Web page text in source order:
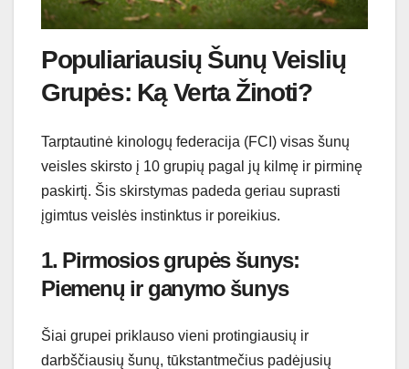
Populiariausių Šunų Veislių
Grupės: Ką Verta Žinoti?
Tarptautinė kinologų federacija (FCI) visas šunų
veisles skirsto į 10 grupių pagal jų kilmę ir pirminę
paskirtį. Šis skirstymas padeda geriau suprasti
įgimtus veislės instinktus ir poreikius.
1. Pirmosios grupės šunys:
Piemenų ir ganymo šunys
Šiai grupei priklauso vieni protingiausių ir
darbščiausių šunų, tūkstantmečius padėjusių